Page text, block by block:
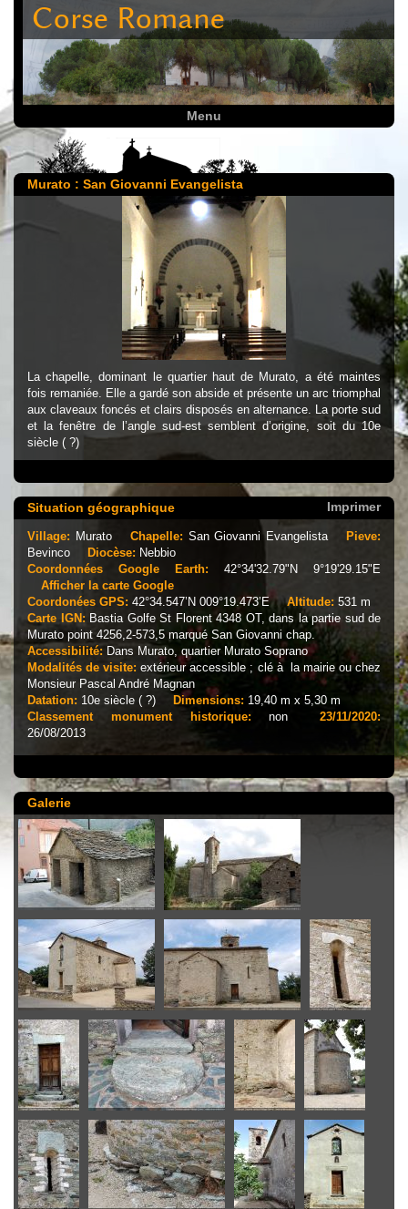
Corse Romane
Menu
Murato : San Giovanni Evangelista
La chapelle, dominant le quartier haut de Murato, a été maintes
fois remaniée. Elle a gardé son abside et présente un arc triomphal
aux claveaux foncés et clairs disposés en alternance. La porte sud
et la fenêtre de l’angle sud-est semblent d’origine, soit du 10e
siècle ( ?)
Situation géographique Imprimer
Village: Murato Chapelle: San Giovanni Evangelista
Pieve:
Bevinco
Diocèse: Nebbio
Coordonnées Google Earth: 42°34'32.79"N 9°19'29.15"E
Afficher la carte Google
Coordonées GPS: 42°34.547’N 009°19.473’E Altitude: 531 m
Carte IGN: Bastia Golfe St Florent 4348 OT, dans la partie sud de
Murato point 4256,2-573,5 marqué San Giovanni chap.
Accessibilité: Dans Murato, quartier Murato Soprano
Modalités de visite:extérieur accessible ; clé à la mairie ou chez
Monsieur Pascal André Magnan
Datation: 10e siècle ( ?) Dimensions: 19,40 m x 5,30 m
Classement monument historique:non
23/11/2020:
26/08/2013
Galerie